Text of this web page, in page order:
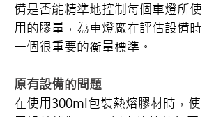
備是否能精準地控制每個車燈所使
用的膠量，為車燈廠在評估設備時
一個很重要的衡量標準。
原有設備的問題
在使用300ml包裝熱熔膠材時，使